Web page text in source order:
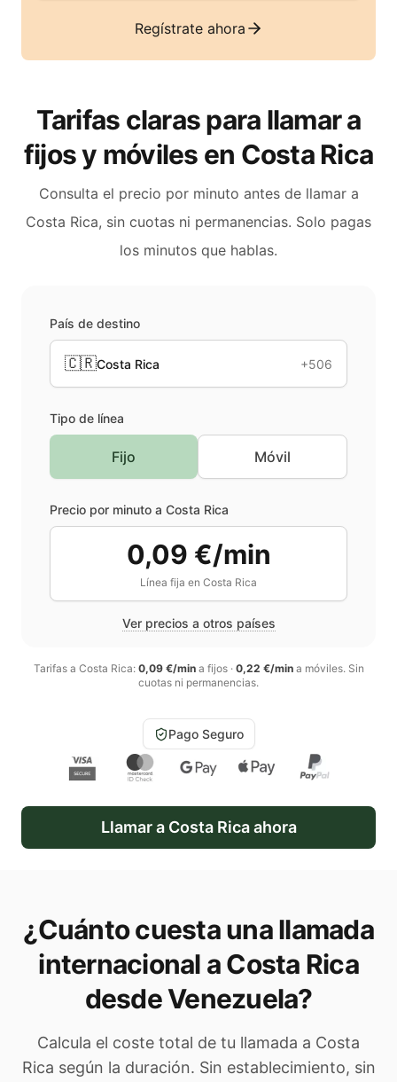
Regístrate ahora
Tarifas claras para llamar a
fijos y móviles en Costa Rica
Consulta el precio por minuto antes de llamar a
Costa Rica, sin cuotas ni permanencias. Solo pagas
los minutos que hablas.
País de destino
🇨🇷Costa Rica +506
Tipo de línea
Fijo Móvil
Precio por minuto a Costa Rica
0,09 €/min
Línea fija en Costa Rica
Ver precios a otros países
Tarifas a Costa Rica: 0,09 €/mina fijos· 0,22 €/mina móviles. Sin
cuotas ni permanencias.
Pago Seguro
Llamar a Costa Ricaahora
¿Cuánto cuesta una llamada
internacional aCosta Rica
desde Venezuela?
Calcula el coste total de tu llamada a Costa
Rica según la duración. Sin establecimiento, sin